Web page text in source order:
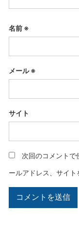
名前 ※
メール※
サイト
次回のコメントで
ールアドレス、サイト